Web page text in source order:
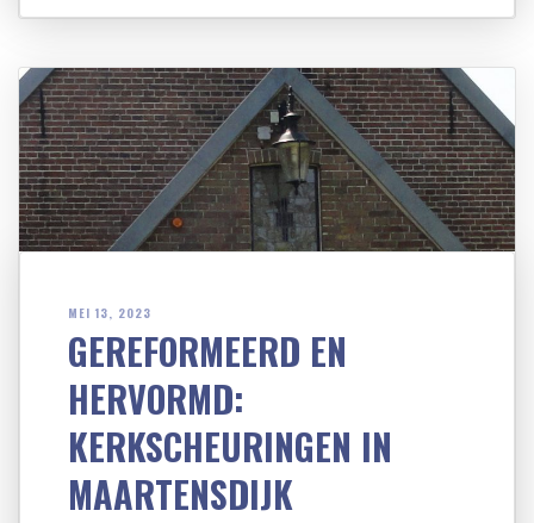
MEI 13, 2023
GEREFORMEERD EN
HERVORMD:
KERKSCHEURINGEN IN
MAARTENSDIJK